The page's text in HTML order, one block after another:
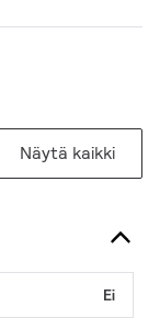
Näytä kaikki
Ei